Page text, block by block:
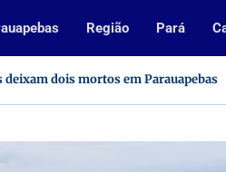
Região Pará
abertas para processo seletivo da